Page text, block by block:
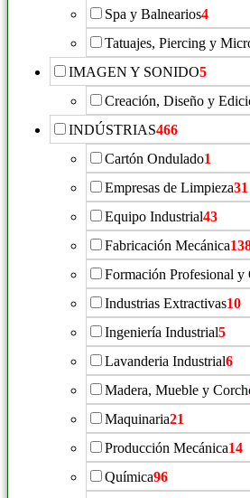
Spa y Balnearios4
Tatuajes, Piercing y
IMAGEN Y SONIDO5
Creación, Diseño y
INDÚSTRIAS466
Cartón Ondulado1
Empresas de Limpieza31
Equipo Industrial43
Fabricación Mecánica
Formación Profesional y
Industrias Extractivas10
Ingeniería Industrial5
Lavanderia Industrial6
Madera, Mueble y
Maquinaria21
Producción Mecánica14
Química96